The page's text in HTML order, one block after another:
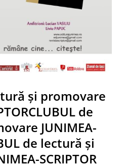
şi promovare
CLUBUL de
JUNIMEA-
de lectură şi
SCRIPTOR